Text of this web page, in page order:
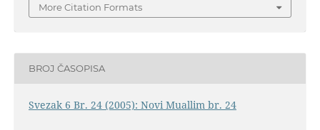
More Citation Formats
BROJ ČASOPISA
Svezak 6 Br. 24 (2005): Novi Muallim br. 24